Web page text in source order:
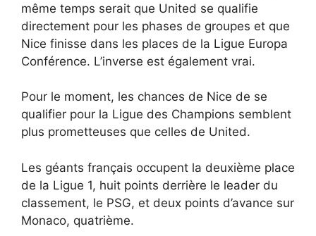
même temps serait que United se qualifie
directement pour les phases de groupes et que
Nice finisse dans les places de la Ligue Europa
Conférence. L’inverse est également vrai.
Pour le moment, les chances de Nice de se
qualifier pour la Ligue des Champions semblent
plus prometteuses que celles de United.
Les géants français occupent la deuxième place
de la Ligue 1, huit points derrière le leader du
classement, le PSG, et deux points d’avance sur
Monaco, quatrième.